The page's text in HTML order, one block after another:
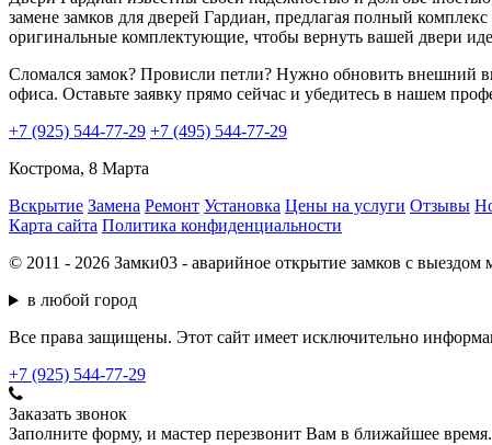
замене замков для дверей Гардиан, предлагая полный
оригинальные комплектующие, чтобы вернуть вашей двери
Сломался замок? Провисли петли? Нужно обновить внешний
офиса. Оставьте заявку прямо сейчас и убедитесь в нашем
+7 (925) 544-77-29 +7 (495) 544-77-29
Кострома, 8 Марта
Вскрытие Замена Ремонт Установка Цены на услуги Отзывы
Карта сайта Политика конфиденциальности
© 2011 - 2026 Замки03 - аварийное открытие замков с выездом
в любой город
Все права защищены. Этот сайт имеет исключительно
+7 (925) 544-77-29
Заказать звонок
Заполните форму, и мастер перезвонит Вам в ближайшее время.